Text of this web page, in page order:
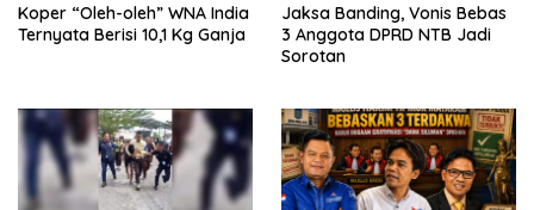
Koper “Oleh-oleh” WNA India
Ternyata Berisi 10,1 Kg Ganja
Jaksa Banding, Vonis Bebas
3 Anggota DPRD NTB Jadi
Sorotan